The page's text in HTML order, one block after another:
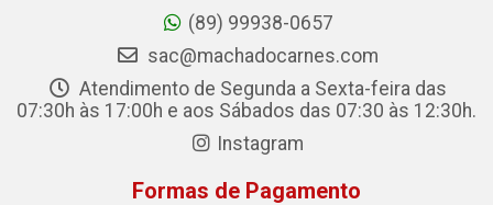
(89) 99938-0657
sac@machadocarnes.com
Atendimento de Segunda a Sexta-feira das
07:30h às 17:00h e aos Sábados das 07:30 às 12:30h.
Instagram
Formas de Pagamento